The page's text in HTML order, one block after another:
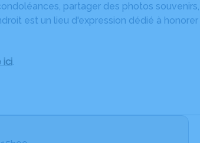
partager des photos
est un lieu d'expression dédié à
ici.